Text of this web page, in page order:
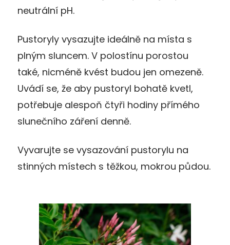
neutrální pH.
Pustoryly vysazujte ideálně na místa s
plným sluncem. V polostínu porostou
také, nicméně kvést budou jen omezeně.
Uvádí se, že aby pustoryl bohatě kvetl,
potřebuje alespoň čtyři hodiny přímého
slunečního záření denně.
Vyvarujte se vysazování pustorylu na
stinných místech s těžkou, mokrou půdou.